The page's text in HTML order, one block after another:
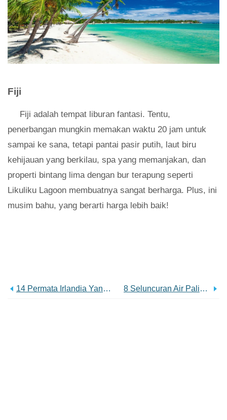
Fiji
Fiji adalah tempat liburan fantasi. Tentu,
penerbangan mungkin memakan waktu 20 jam untuk
sampai ke sana, tetapi pantai pasir putih, laut biru
kehijauan yang berkilau, spa yang memanjakan, dan
properti bintang lima dengan bur terapung seperti
Likuliku Lagoon membuatnya sangat berharga. Plus, ini
musim bahu, yang berarti harga lebih baik!
14 Permata Irlandia Yang Belum Ditemukan 8 Seluncuran Air Paling Keren Di Dunia